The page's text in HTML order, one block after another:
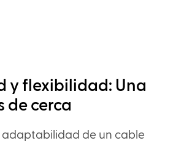
y flexibilidad: Una
de cerca
adaptabilidad de un cable